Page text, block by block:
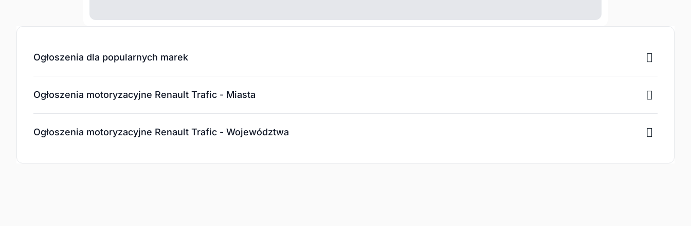
Ogłoszenia dla popularnych marek
Ogłoszenia motoryzacyjne Renault Trafic - Miasta
Ogłoszenia motoryzacyjne Renault Trafic - Województwa